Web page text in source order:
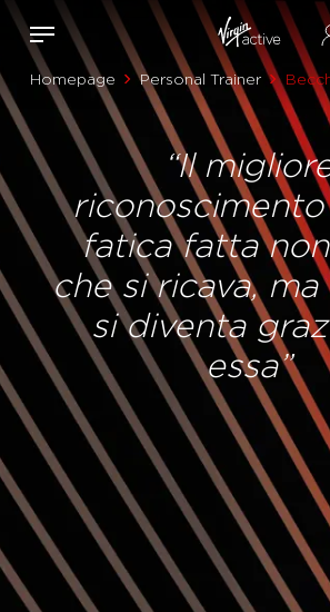
Homepage Personal Trainer
“Il
fatica fatta
che si ricava,
si diventa
essa”